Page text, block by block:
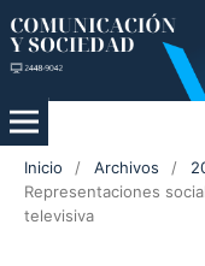
Inicio / Archivos /
Representaciones
televisiva